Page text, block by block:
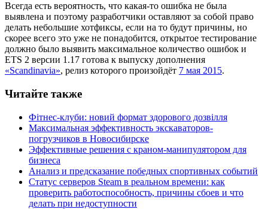
Всегда есть вероятность, что какая-то ошибка не была
выявлена и поэтому разработчики оставляют за собой право
делать небольшие хотфиксы, если на то будут причины, но
скорее всего это уже не понадобится, открытое тестирование
должно было выявить максимальное количество ошибок и
ETS 2 версии 1.17 готова к выпуску дополнения
«Scandinavia», релиз которого произойдёт 7 мая 2015.
Читайте также
Фітнес-клуби: новий формат здорового дозвілля
Максимальная эффективность экскаваторов-
погрузчиков в Новосибирске
Эффективные решения с краном-манипулятором для
бизнеса
Анализ и предсказание победных спортивных событий
Статус серверов Steam в реальном времени: как
проверить работоспособность, причины сбоев и что
делать при недоступности